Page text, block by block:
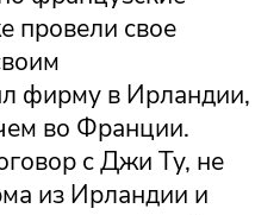
провели свое
фирму в Ирландии,
во Франции.
с Джи Ту, не
из Ирландии и